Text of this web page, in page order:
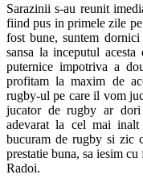
Sarazinii s-au reunit
fiind pus in primele zile
fost bune, suntem
sansa la inceputul
puternice impotriva a
profitam la maxim de
rugby-ul pe care il vom
jucator de rugby ar
adevarat la cel mai
bucuram de rugby si zic
prestatie buna, sa iesim
Radoi.